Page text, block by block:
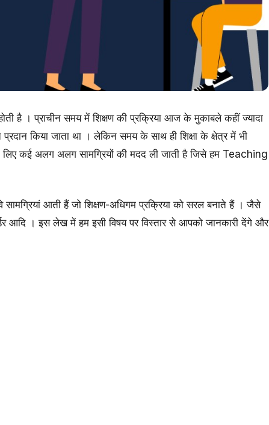
है । प्राचीन समय में शिक्षण की प्रक्रिया आज के मुकाबले कहीं ज्यादा
किया जाता था । लेकिन समय के साथ ही शिक्षा के क्षेत्र में भी
लिए कई अलग अलग सामग्रियों की मदद ली जाती है जिसे हम Teaching
आती हैं जो शिक्षण-अधिगम प्रक्रिया को सरल बनाते हैं । जैसे
आदि । इस लेख में हम इसी विषय पर विस्तार से आपको जानकारी देंगे और